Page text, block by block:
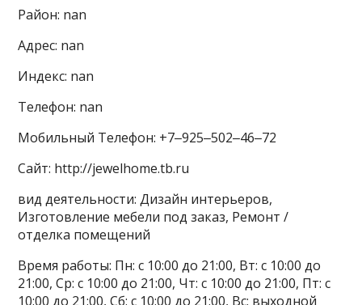
Район: nan
Адрес: nan
Индекс: nan
Телефон: nan
Мобильный Телефон: +7‒925‒502‒46‒72
Сайт: http://jewelhome.tb.ru
вид деятельности: Дизайн интерьеров,
Изготовление мебели под заказ, Ремонт /
отделка помещений
Время работы: Пн: с 10:00 до 21:00, Вт: с 10:00 до
21:00, Ср: с 10:00 до 21:00, Чт: с 10:00 до 21:00, Пт: с
10:00 до 21:00, Сб: с 10:00 до 21:00, Вс: выходной